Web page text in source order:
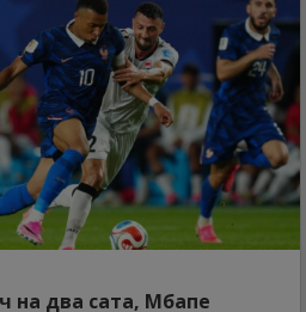
на два сата, Мбапе